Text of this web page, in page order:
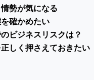
勢が気になる
確かめたい
ビジネスリスクは？
しく押さえておきたい